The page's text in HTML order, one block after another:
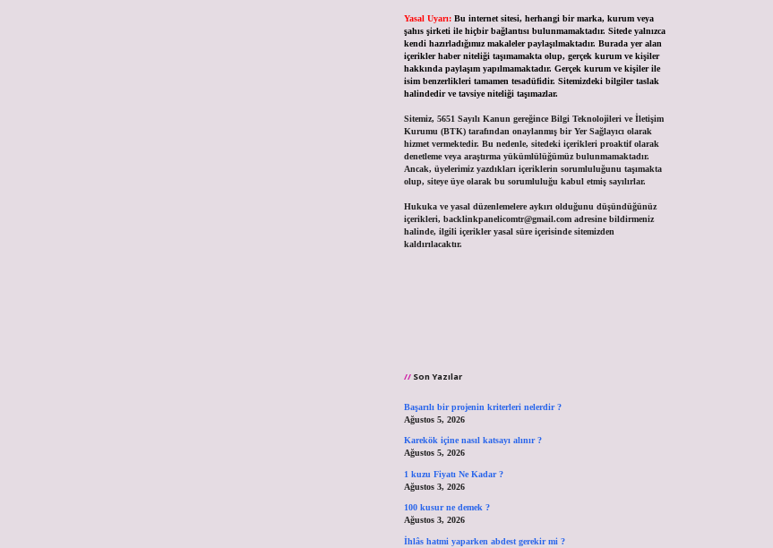
Yasal Uyarı: Bu internet sitesi, herhangi bir marka, kurum veya
şahıs şirketi ile hiçbir bağlantısı bulunmamaktadır. Sitede yalnızca
kendi hazırladığımız makaleler paylaşılmaktadır. Burada yer alan
içerikler haber niteliği taşımamakta olup, gerçek kurum ve kişiler
hakkında paylaşım yapılmamaktadır. Gerçek kurum ve kişiler ile
isim benzerlikleri tamamen tesadüfidir. Sitemizdeki bilgiler taslak
halindedir ve tavsiye niteliği taşımazlar.
Sitemiz, 5651 Sayılı Kanun gereğince Bilgi Teknolojileri ve İletişim
Kurumu (BTK) tarafından onaylanmış bir Yer Sağlayıcı olarak
hizmet vermektedir. Bu nedenle, sitedeki içerikleri proaktif olarak
denetleme veya araştırma yükümlülüğümüz bulunmamaktadır.
Ancak, üyelerimiz yazdıkları içeriklerin sorumluluğunu taşımakta
olup, siteye üye olarak bu sorumluluğu kabul etmiş sayılırlar.
Hukuka ve yasal düzenlemelere aykırı olduğunu düşündüğünüz
içerikleri, backlinkpanelicomtr@gmail.comadresine bildirmeniz
halinde, ilgili içerikler yasal süre içerisinde sitemizden
kaldırılacaktır.
Son Yazılar
Başarılı bir projenin kriterleri nelerdir ?
Ağustos 5, 2026
Karekök içine nasıl katsayı alınır ?
Ağustos 5, 2026
1 kuzu Fiyatı Ne Kadar ?
Ağustos 3, 2026
100 kusur ne demek ?
Ağustos 3, 2026
İhlâs hatmi yaparken abdest gerekir mi ?